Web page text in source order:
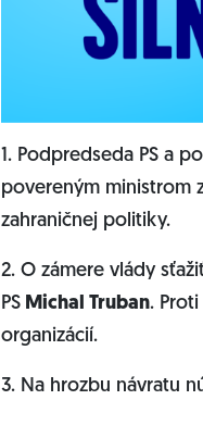
1. Podpredseda PS a
povereným ministrom
zahraničnej politiky.
2. O zámere vlády
PS Michal Truban.
organizácií.
3. Na hrozbu návratu